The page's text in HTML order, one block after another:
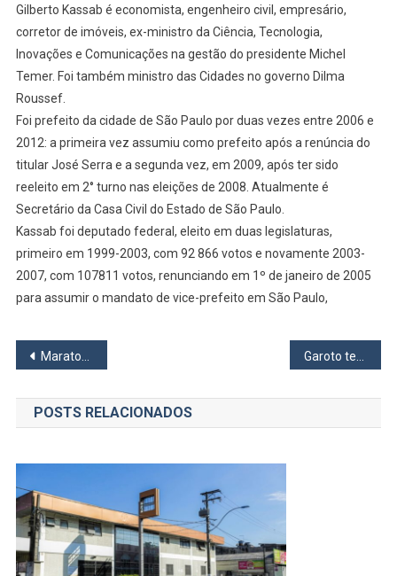
Gilberto Kassab é economista, engenheiro civil, empresário,
corretor de imóveis, ex-ministro da Ciência, Tecnologia,
Inovações e Comunicações na gestão do presidente Michel
Temer. Foi também ministro das Cidades no governo Dilma
Roussef.
Foi prefeito da cidade de São Paulo por duas vezes entre 2006 e
2012: a primeira vez assumiu como prefeito após a renúncia do
titular José Serra e a segunda vez, em 2009, após ter sido
reeleito em 2° turno nas eleições de 2008. Atualmente é
Secretário da Casa Civil do Estado de São Paulo.
Kassab foi deputado federal, eleito em duas legislaturas,
primeiro em 1999-2003, com 92 866 votos e novamente 2003-
2007, com 107811 votos, renunciando em 1º de janeiro de 2005
para assumir o mandato de vice-prefeito em São Paulo,
Navegação
de
Post
Maratonistas da região são convocados para Seleção Brasileira de Atletismo para Mundial
POSTS RELACIONADOS